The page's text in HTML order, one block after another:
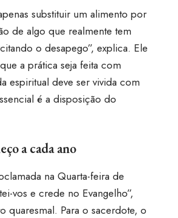
substituir um alimento por
de algo que realmente tem
o desapego”, explica. Ele
a prática seja feita com
espiritual deve ser vivida com
é a disposição do
a cada ano
na Quarta-feira de
vos e crede no Evangelho”,
quaresmal. Para o sacerdote, o